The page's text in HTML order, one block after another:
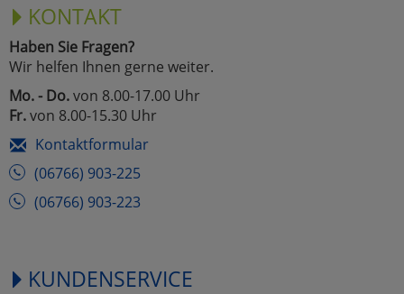
KONTAKT
Haben Sie Fragen?
Wir helfen Ihnen gerne weiter.
Mo. - Do.von 8.00-17.00 Uhr
Fr.von 8.00-15.30 Uhr
Kontaktformular
(06766) 903-225
(06766) 903-223
KUNDENSERVICE